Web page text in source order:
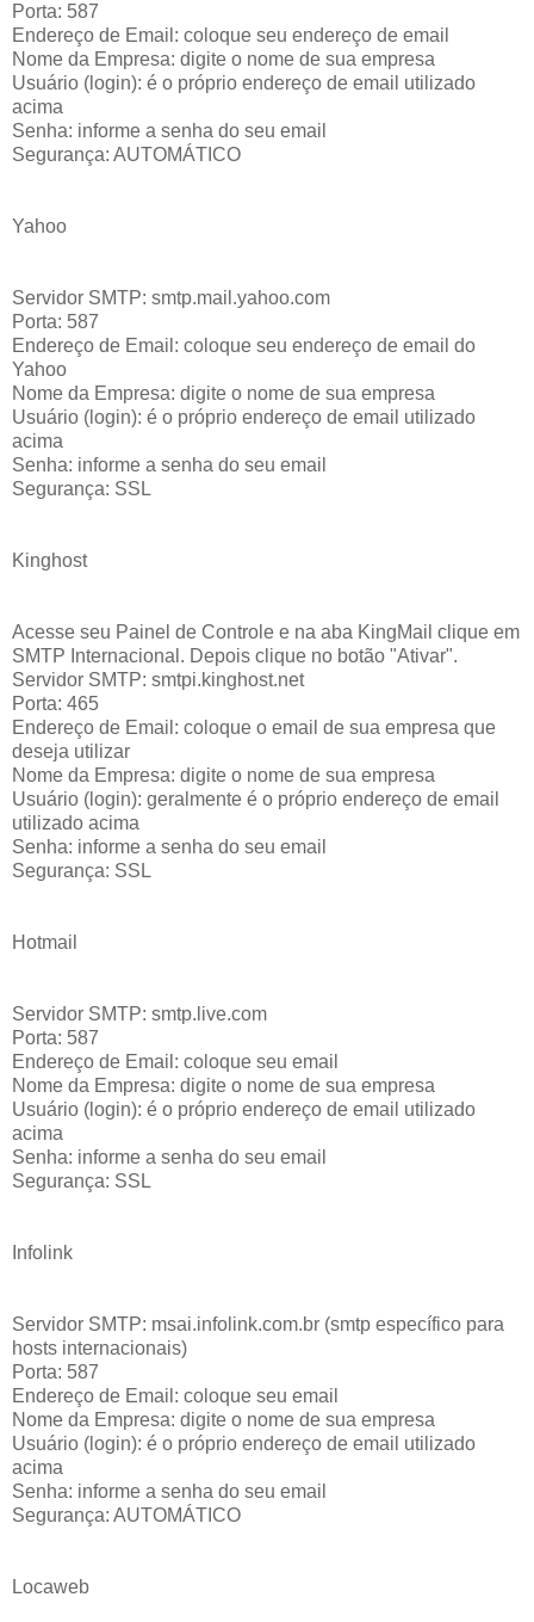
Porta: 587
Endereço de Email: coloque seu endereço de email
Nome da Empresa: digite o nome de sua empresa
Usuário (login): é o próprio endereço de email utilizado
acima
Senha: informe a senha do seu email
Segurança: AUTOMÁTICO
Yahoo
Servidor SMTP: smtp.mail.yahoo.com
Porta: 587
Endereço de Email: coloque seu endereço de email do
Yahoo
Nome da Empresa: digite o nome de sua empresa
Usuário (login): é o próprio endereço de email utilizado
acima
Senha: informe a senha do seu email
Segurança: SSL
Kinghost
Acesse seu Painel de Controle e na aba KingMail clique em
SMTP Internacional. Depois clique no botão "Ativar".
Servidor SMTP: smtpi.kinghost.net
Porta: 465
Endereço de Email: coloque o email de sua empresa que
deseja utilizar
Nome da Empresa: digite o nome de sua empresa
Usuário (login): geralmente é o próprio endereço de email
utilizado acima
Senha: informe a senha do seu email
Segurança: SSL
Hotmail
Servidor SMTP: smtp.live.com
Porta: 587
Endereço de Email: coloque seu email
Nome da Empresa: digite o nome de sua empresa
Usuário (login): é o próprio endereço de email utilizado
acima
Senha: informe a senha do seu email
Segurança: SSL
Infolink
Servidor SMTP: msai.infolink.com.br (smtp específico para
hosts internacionais)
Porta: 587
Endereço de Email: coloque seu email
Nome da Empresa: digite o nome de sua empresa
Usuário (login): é o próprio endereço de email utilizado
acima
Senha: informe a senha do seu email
Segurança: AUTOMÁTICO
Locaweb